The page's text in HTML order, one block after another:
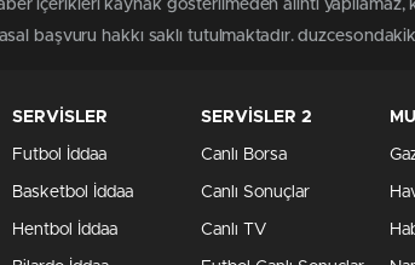
içerikleri kaynak gösterilmeden alıntı yapılamaz,
başvuru hakkı saklı tutulmaktadır.
SERVİSLER
Futbol İddaa
Basketbol İddaa
Hentbol İddaa
SERVİSLER 2
Canlı Borsa
Canlı Sonuçlar
Canlı TV